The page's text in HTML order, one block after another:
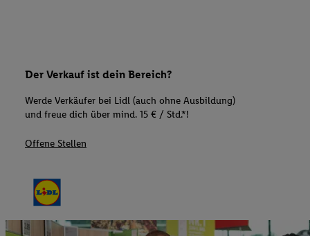
Der Verkauf ist dein Bereich?
Werde Verkäufer bei Lidl (auch ohne Ausbildung)
und freue dich über mind. 15 € / Std.*!
Offene Stellen